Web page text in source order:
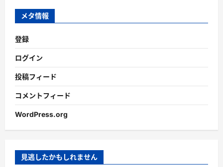
ブ
メタ情報
登録
ログイン
投稿フィード
コメントフィード
WordPress.org
見逃したかもしれません